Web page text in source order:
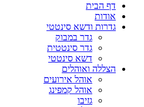
דף הבית
אודות
גדרות ודשא סינטטי
גדר במבוק
גדר סינטטית
דשא סינטטי
הצללה ואוהלים
אוהל אירועים
אוהל קמפינג
גזיבו